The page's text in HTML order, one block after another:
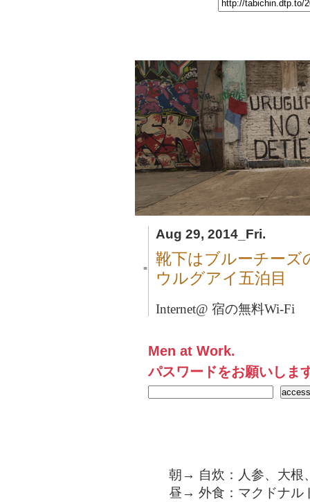
Aug 29, 2014_Fri.
■
靴下はブルーチーズ
ウルグアイ五泊目
Internet@ 宿の無料Wi-Fi
Men at Work.
パスワードをお願いしま
朝→ 自炊：人参、大根
昼→ 外食：マクドナル